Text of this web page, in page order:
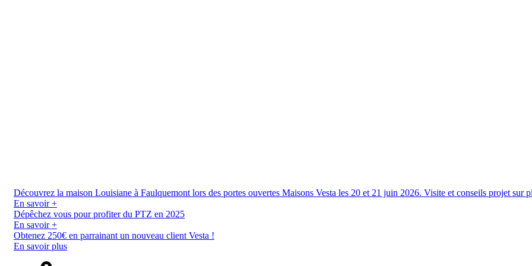
Découvrez la maison Louisiane à Faulquemont lors des portes ouvertes Maisons Vesta les 20 et 21 juin 2026. Visite et conseils projet sur
En savoir +
Dépêchez vous pour profiter du PTZ en 2025
En savoir +
Obtenez 250€ en parrainant un nouveau client Vesta !
En savoir plus